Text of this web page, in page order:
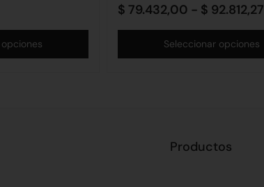
$ 79.432,00 - $ 92.812,27
Seleccionar opciones
Productos